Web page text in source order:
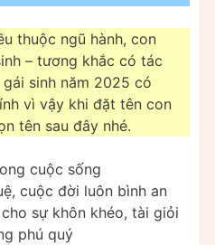
thuộc ngũ hành, con
– tương khắc có tác
sinh năm 2025 có
vì vậy khi đặt tên con
tên sau đây nhé.
cuộc sống
cuộc đời luôn bình an
sự khôn khéo, tài giỏi
phú quý